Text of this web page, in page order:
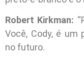
Robert Kirkman:
Você, Cody, é
no futuro.